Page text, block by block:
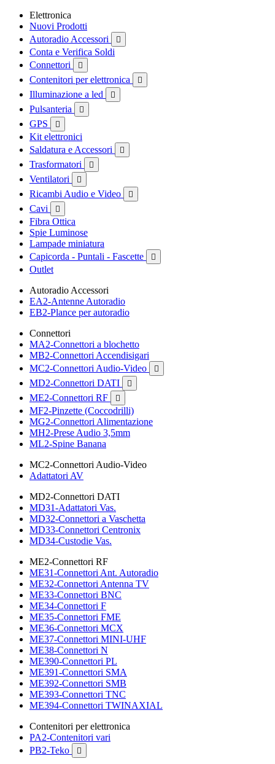
Elettronica
Nuovi Prodotti
Autoradio Accessori

Conta e Verifica Soldi
Connettori

Contenitori per elettronica 
Illuminazione a led 
Pulsanteria 
GPS 
Kit elettronici
Saldatura e Accessori

Trasformatori 
Ventilatori 
Ricambi Audio e Video 
Cavi 
Fibra Ottica
Spie Luminose
Lampade miniatura
Capicorda - Puntali - Fascette

Outlet
Autoradio Accessori
EA2-Antenne Autoradio
EB2-Plance per autoradio
Connettori
MA2-Connettori a blochetto
MB2-Connettori Accendisigari
MC2-Connettori Audio-Video

MD2-Connettori DATI 
ME2-Connettori RF 
MF2-Pinzette (Coccodrilli)
MG2-Connettori Alimentazione
MH2-Prese Audio 3,5mm
ML2-Spine Banana
MC2-Connettori Audio-Video
Adattatori AV
MD2-Connettori DATI
MD31-Adattatori Vas.
MD32-Connettori a Vaschetta
MD33-Connettori Centronix
MD34-Custodie Vas.
ME2-Connettori RF
ME31-Connettori Ant. Autoradio
ME32-Connettori Antenna TV
ME33-Connettori BNC
ME34-Connettori F
ME35-Connettori FME
ME36-Connettori MCX
ME37-Connettori MINI-UHF
ME38-Connettori N
ME390-Connettori PL
ME391-Connettori SMA
ME392-Connettori SMB
ME393-Connettori TNC
ME394-Connettori TWINAXIAL
Contenitori per elettronica
PA2-Contenitori vari
PB2-Teko
